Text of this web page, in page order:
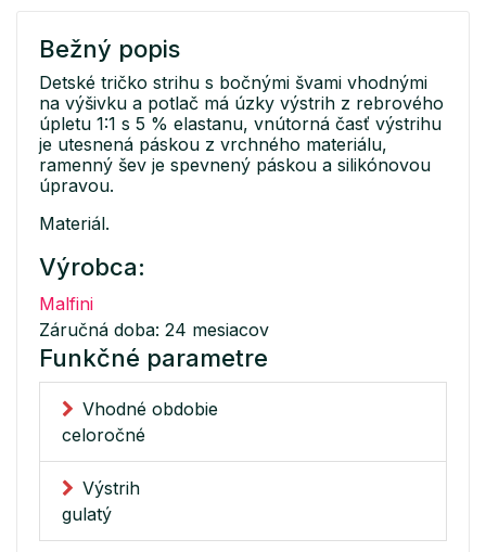
Bežný popis
Detské tričko strihu s bočnými švami vhodnými
na výšivku a potlač má úzky výstrih z rebrového
úpletu 1:1 s 5 % elastanu, vnútorná časť výstrihu
je utesnená páskou z vrchného materiálu,
ramenný šev je spevnený páskou a silikónovou
úpravou.
Materiál.
Výrobca:
Malfini
Záručná doba: 24 mesiacov
Funkčné parametre
Vhodné obdobie
celoročné
Výstrih
gulatý